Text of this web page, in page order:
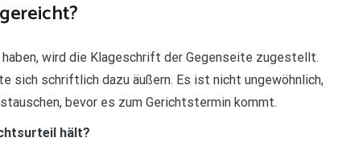
wird die Klageschrift der Gegenseite zugestellt.
sich schriftlich dazu äußern. Es ist nicht ungewöhnlich,
bevor es zum Gerichtstermin kommt.
hält?